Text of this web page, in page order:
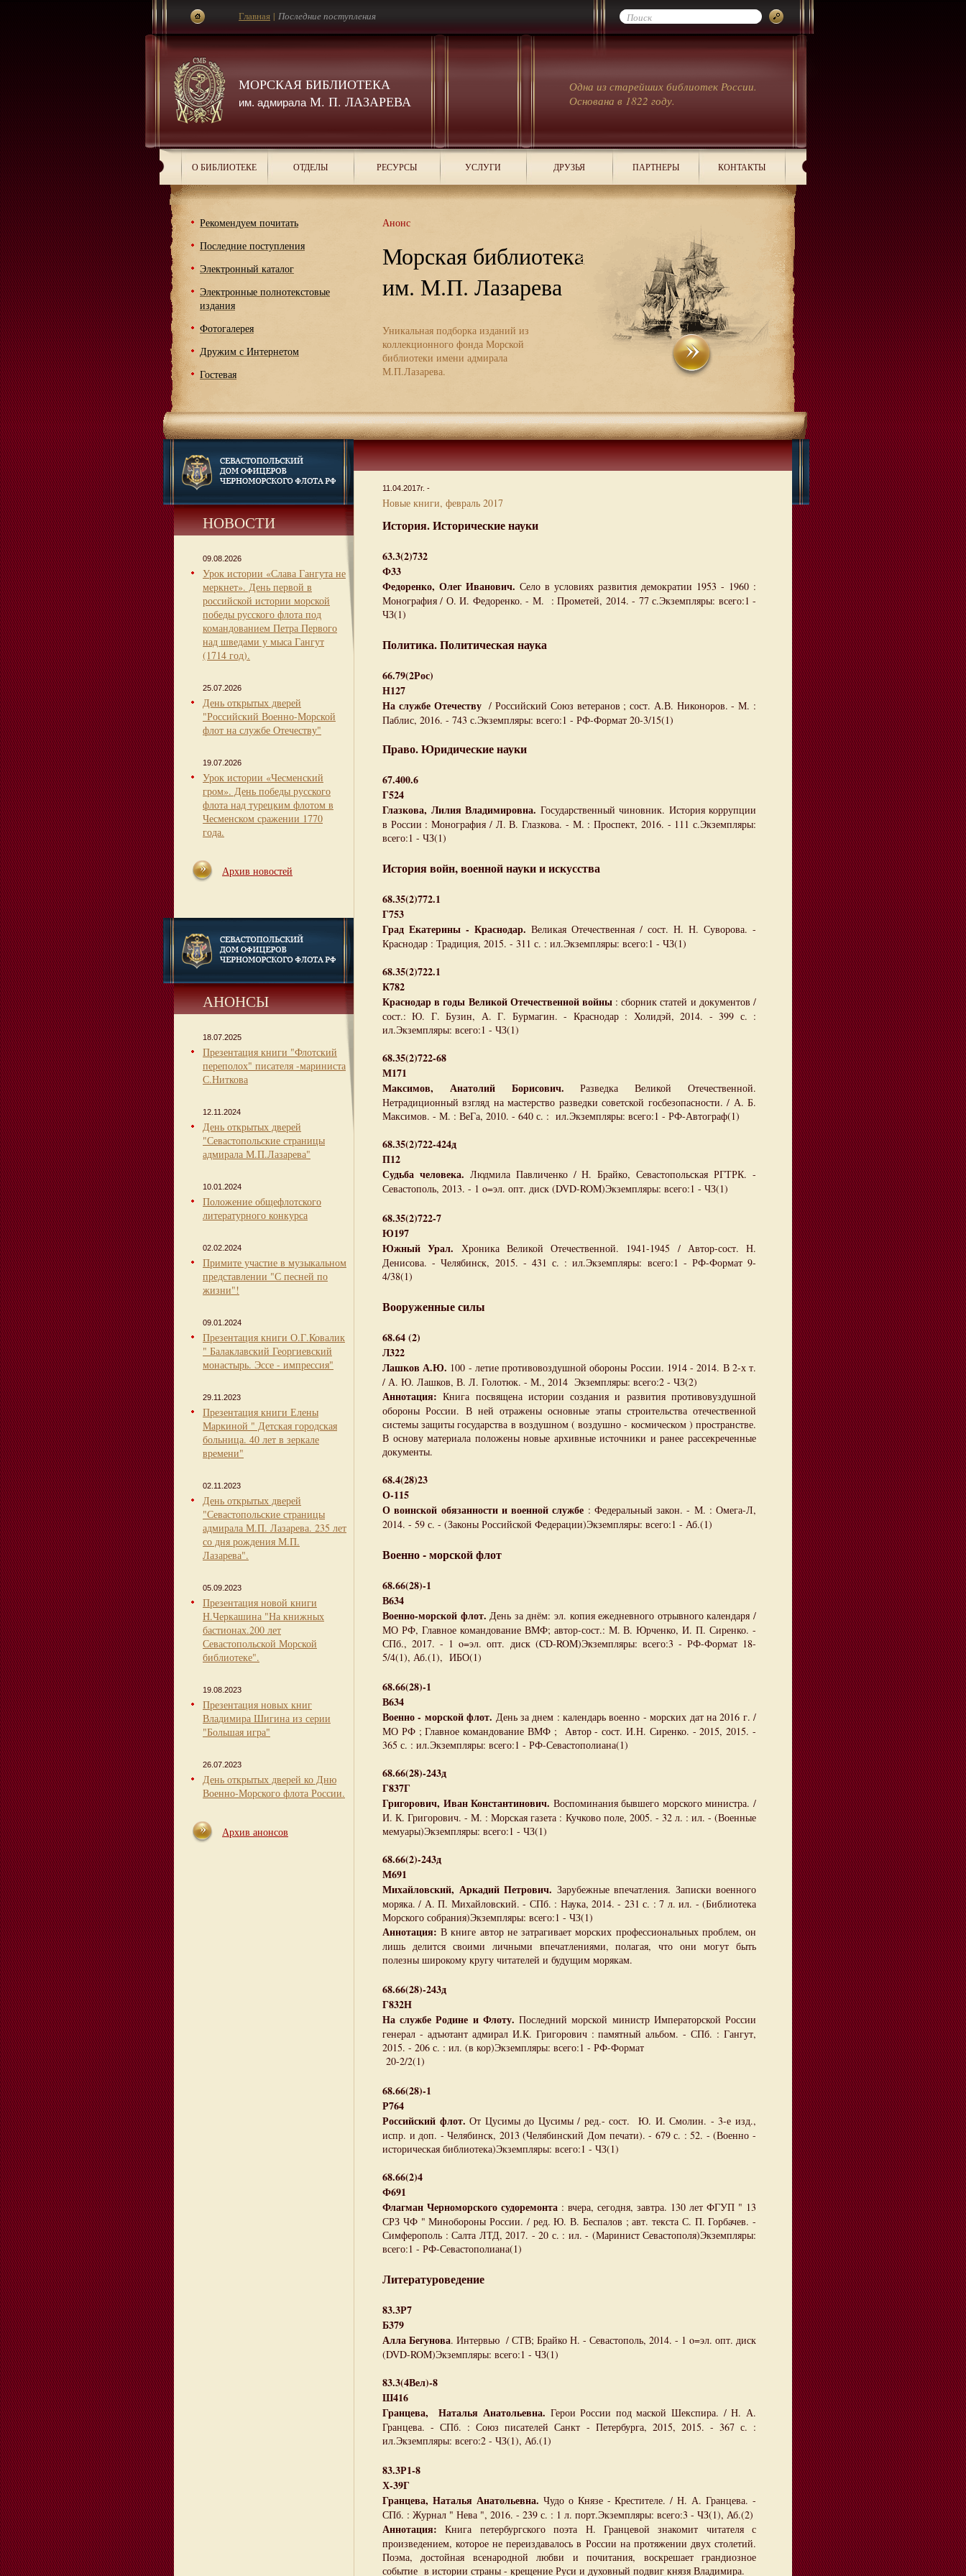
МОРСКАЯ БИБЛИОТЕКА
им. адмиралаМ. П. ЛАЗАРЕВА
Одна из старейших библиотек России.
Основана в 1822 году.
Главная | Последние поступления
О БИБЛИОТЕКЕ ОТДЕЛЫ РЕСУРСЫ УСЛУГИ ДРУЗЬЯ ПАРТНЕРЫ КОНТАКТЫ
Рекомендуем почитать
Последние поступления
Электронный каталог
Электронные полнотекстовые
издания
Фотогалерея
Дружим с Интернетом
Гостевая
Анонс
Морская библиотека
им. М.П. Лазарева
Уникальная подборка изданий из
коллекционного фонда Морской
библиотеки имени адмирала
М.П.Лазарева.
НОВОСТИ
09.08.2026
Урок истории «Слава Гангута не
меркнет». День первой в
российской истории морской
победы русского флота под
командованием Петра Первого
над шведами у мыса Гангут
(1714 год).
25.07.2026
День открытых дверей
"Российский Военно-Морской
флот на службе Отечеству"
19.07.2026
Урок истории «Чесменский
гром». День победы русского
флота над турецким флотом в
Чесменском сражении 1770
года.
Архив новостей
АНОНСЫ
18.07.2025
Презентация книги "Флотский
переполох" писателя -мариниста
С.Ниткова
12.11.2024
День открытых дверей
"Севастопольские страницы
адмирала М.П.Лазарева"
10.01.2024
Положение общефлотского
литературного конкурса
02.02.2024
Примите участие в музыкальном
представлении "С песней по
жизни"!
09.01.2024
Презентация книги О.Г.Ковалик
" Балаклавский Георгиевский
монастырь. Эссе - импрессия"
29.11.2023
Презентация книги Елены
Маркиной " Детская городская
больница. 40 лет в зеркале
времени"
02.11.2023
День открытых дверей
"Севастопольские страницы
адмирала М.П. Лазарева. 235 лет
со дня рождения М.П.
Лазарева".
05.09.2023
Презентация новой книги
Н.Черкашина "На книжных
бастионах.200 лет
Севастопольской Морской
библиотеке".
19.08.2023
Презентация новых книг
Владимира Шигина из серии
"Большая игра"
26.07.2023
День открытых дверей ко Дню
Военно-Морского флота России.
Архив анонсов
11.04.2017г. -
Новые книги, февраль 2017
История. Исторические науки
63.3(2)732
Ф33
Федоренко, Олег Иванович. Село в условиях развития демократии 1953 - 1960 :
Монография / О. И. Федоренко. - М. : Прометей, 2014. - 77 с.Экземпляры: всего:1 -
ЧЗ(1)
Политика. Политическая наука
66.79(2Рос)
Н127
На службе Отечеству/ Российский Союз ветеранов ; сост. А.В. Никоноров. - М. :
Паблис, 2016. - 743 с.Экземпляры: всего:1 - РФ-Формат 20-3/15(1)
Право. Юридические науки
67.400.6
Г524
Глазкова, Лилия Владимировна. Государственный чиновник. История коррупции
в России : Монография / Л. В. Глазкова. - М. : Проспект, 2016. - 111 с.Экземпляры:
всего:1 - ЧЗ(1)
История войн, военной науки и искусства
68.35(2)772.1
Г753
Град Екатерины - Краснодар. Великая Отечественная / сост. Н. Н. Суворова. -
Краснодар : Традиция, 2015. - 311 с. : ил.Экземпляры: всего:1 - ЧЗ(1)
68.35(2)722.1
К782
Краснодар в годы Великой Отечественной войны: сборник статей и документов /
сост.: Ю. Г. Бузин, А. Г. Бурмагин. - Краснодар : Холидэй, 2014. - 399 с. :
ил.Экземпляры: всего:1 - ЧЗ(1)
68.35(2)722-68
М171
Максимов, Анатолий Борисович. Разведка Великой Отечественной.
Нетрадиционный взгляд на мастерство разведки советской госбезопасности. / А. Б.
Максимов. - М. : ВеГа, 2010. - 640 с. : ил.Экземпляры: всего:1 - РФ-Автограф(1)
68.35(2)722-424д
П12
Судьба человека. Людмила Павличенко / Н. Брайко, Севастопольская РГТРК. -
Севастополь, 2013. - 1 o=эл. опт. диск (DVD-ROM)Экземпляры: всего:1 - ЧЗ(1)
68.35(2)722-7
Ю197
Южный Урал. Хроника Великой Отечественной. 1941-1945 / Автор-сост. Н.
Денисова. - Челябинск, 2015. - 431 с. : ил.Экземпляры: всего:1 - РФ-Формат 9-
4/38(1)
Вооруженные силы
68.64 (2)
Л322
Лашков А.Ю. 100 - летие противовоздушной обороны России. 1914 - 2014. В 2-х т.
/ А. Ю. Лашков, В. Л. Голотюк. - М., 2014 Экземпляры: всего:2 - ЧЗ(2)
Аннотация: Книга посвящена истории создания и развития противовуздушной
обороны России. В ней отражены основные этапы строительства отечественной
системы защиты государства в воздушном ( воздушно - космическом ) пространстве.
В основу материала положены новые архивные источники и ранее рассекреченные
документы.
68.4(28)23
О-115
О воинской обязанности и военной службе : Федеральный закон. - М. : Омега-Л,
2014. - 59 с. - (Законы Российской Федерации)Экземпляры: всего:1 - Аб.(1)
Военно - морской флот
68.66(28)-1
В634
Военно-морской флот. День за днём: эл. копия ежедневного отрывного календаря /
МО РФ, Главное командование ВМФ; автор-сост.: М. В. Юрченко, И. П. Сиренко. -
СПб., 2017. - 1 o=эл. опт. диск (CD-ROM)Экземпляры: всего:3 - РФ-Формат 18-
5/4(1), Аб.(1), ИБО(1)
68.66(28)-1
В634
Военно - морской флот. День за днем : календарь военно - морских дат на 2016 г. /
МО РФ ; Главное командование ВМФ ; Автор - сост. И.Н. Сиренко. - 2015, 2015. -
365 с. : ил.Экземпляры: всего:1 - РФ-Севастополиана(1)
68.66(28)-243д
Г837Г
Григорович, Иван Константинович. Воспоминания бывшего морского министра. /
И. К. Григорович. - М. : Морская газета : Кучково поле, 2005. - 32 л. : ил. - (Военные
мемуары)Экземпляры: всего:1 - ЧЗ(1)
68.66(2)-243д
М691
Михайловский, Аркадий Петрович. Зарубежные впечатления. Записки военного
моряка. / А. П. Михайловский. - СПб. : Наука, 2014. - 231 с. : 7 л. ил. - (Библиотека
Морского собрания)Экземпляры: всего:1 - ЧЗ(1)
Аннотация: В книге автор не затрагивает морских профессиональных проблем, он
лишь делится своими личными впечатлениями, полагая, что они могут быть
полезны широкому кругу читателей и будущим морякам.
68.66(28)-243д
Г832Н
На службе Родине и Флоту. Последний морской министр Императорской России
генерал - адъютант адмирал И.К. Григорович : памятный альбом. - СПб. : Гангут,
2015. - 206 с. : ил. (в кор)Экземпляры: всего:1 - РФ-Формат
20-2/2(1)
68.66(28)-1
Р764
Российский флот.От Цусимы до Цусимы / ред.- сост. Ю. И. Смолин. - 3-е изд.,
испр. и доп. - Челябинск, 2013 (Челябинский Дом печати). - 679 с. : 52. - (Военно -
историческая библиотека)Экземпляры: всего:1 - ЧЗ(1)
68.66(2)4
Ф691
Флагман Черноморского судоремонта : вчера, сегодня, завтра. 130 лет ФГУП " 13
СРЗ ЧФ " Минобороны России. / ред. Ю. В. Беспалов ; авт. текста С. П. Горбачев. -
Симферополь : Салта ЛТД, 2017. - 20 с. : ил. - (Маринист Севастополя)Экземпляры:
всего:1 - РФ-Севастополиана(1)
Литературоведение
83.3Р7
Б379
Алла Бегунова. Интервью / СТВ; Брайко Н. - Севастополь, 2014. - 1 o=эл. опт. диск
(DVD-ROM)Экземпляры: всего:1 - ЧЗ(1)
83.3(4Вел)-8
Ш416
Гранцева, Наталья Анатольевна. Герои России под маской Шекспира. / Н. А.
Гранцева. - СПб. : Союз писателей Санкт - Петербурга, 2015, 2015. - 367 с. :
ил.Экземпляры: всего:2 - ЧЗ(1), Аб.(1)
83.3Р1-8
Х-39Г
Гранцева, Наталья Анатольевна. Чудо о Князе - Крестителе. / Н. А. Гранцева. -
СПб. : Журнал " Нева ", 2016. - 239 с. : 1 л. порт.Экземпляры: всего:3 - ЧЗ(1), Аб.(2)
Аннотация:Книга петербургского поэта Н. Гранцевой знакомит читателя с
произведением, которое не переиздавалось в России на протяжении двух столетий.
Поэма, достойная всенародной любви и почитания, воскрешает грандиозное
событие в истории страны - крещение Руси и духовный подвиг князя Владимира.